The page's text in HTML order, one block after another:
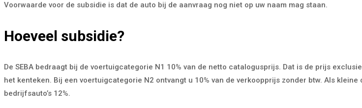
Voorwaarde voor de subsidie is dat de auto bij de aanvraag nog niet op uw naam mag staan.
Hoeveel subsidie?
De SEBA bedraagt bij de voertuigcategorie N1 10% van de netto catalogusprijs. Dat is de prijs
het kenteken. Bij een voertuigcategorie N2 ontvangt u 10% van de verkoopprijs zonder btw. Als
bedrijfsauto’s 12%.